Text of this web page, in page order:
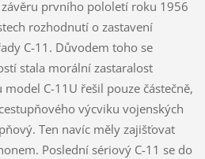
prvního pololetí roku 1956
rozhodnutí o zastavení
C-11. Důvodem toho se
stala morální zastaralost
C-11U řešil pouze částečně,
výcviku vojenských
Ten navíc měly zajišťovat
Poslední sériový C-11 se do